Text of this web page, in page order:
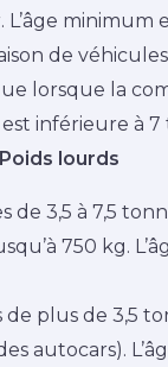
minimum
de
lorsque la
inférieure à 7
lourds
de 3,5 à 7,5
750 kg.
de plus de 3,5
autocars).